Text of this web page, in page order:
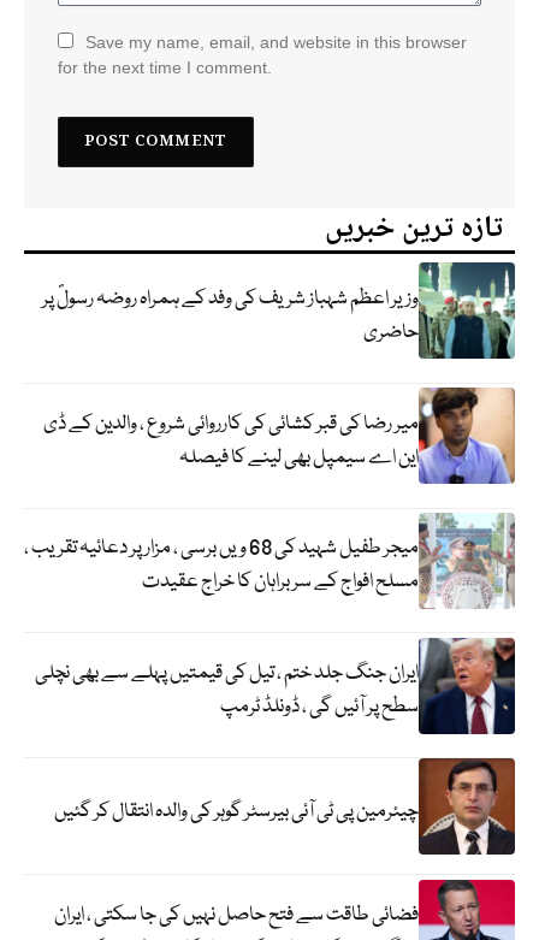
Save my name, email, and website in this browser
for the next time I comment.
تازہ ترین خبریں
وزیر اعظم شہباز شریف کی وفد کے ہمراہ روضہ رسولؐ پر
حاضری
میر رضا کی قبر کشائی کی کارروائی شروع ، والدین کے ڈی
این اے سیمپل بھی لینے کا فیصلہ
میجر طفیل شہید کی 68 ویں برسی ، مزار پر دعائیہ تقریب ،
مسلح افواج کے سربراہان کا خراج عقیدت
ایران جنگ جلد ختم ، تیل کی قیمتیں پہلے سے بھی نچلی
سطح پر آئیں گی ، ڈونلڈ ٹرمپ
چیئرمین پی ٹی آئی بیرسٹر گوہر کی والدہ انتقال کر گئیں
فضائی طاقت سے فتح حاصل نہیں کی جا سکتی ، ایران